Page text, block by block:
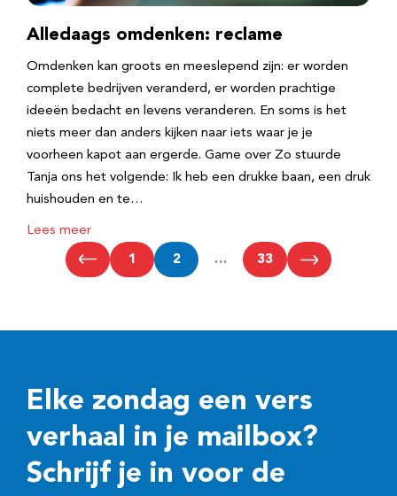
Alledaags omdenken: reclame
Omdenken kan groots en meeslepend zijn: er worden
complete bedrijven veranderd, er worden prachtige
ideeën bedacht en levens veranderen. En soms is het
niets meer dan anders kijken naar iets waar je je
voorheen kapot aan ergerde. Game over Zo stuurde
Tanja ons het volgende: Ik heb een drukke baan, een druk
huishouden en te…
Lees meer
1 2 … 33
Elke zondag een vers
verhaal in je mailbox?
Schrijf je in voor de